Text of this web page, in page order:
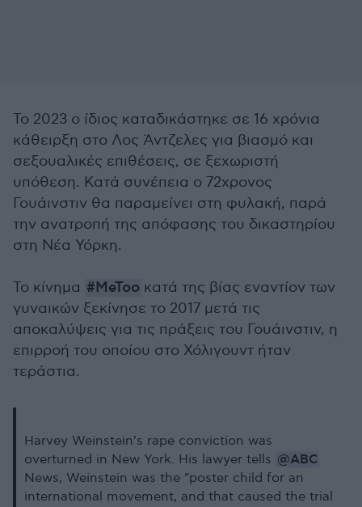
Το 2023 ο ίδιος καταδικάστηκε σε 16 χρόνια
κάθειρξη στο Λος Άντζελες για βιασμό και
σεξουαλικές επιθέσεις, σε ξεχωριστή
υπόθεση. Κατά συνέπεια ο 72χρονος
Γουάινστιν θα παραμείνει στη φυλακή, παρά
την ανατροπή της απόφασης του δικαστηρίου
στη Νέα Υόρκη.
Το κίνημα #MeToo κατά της βίας εναντίον των
γυναικών ξεκίνησε το 2017 μετά τις
αποκαλύψεις για τις πράξεις του Γουάινστιν, η
επιρροή του οποίου στο Χόλιγουντ ήταν
τεράστια.
Harvey Weinstein's rape conviction was
overturned in New York. His lawyer tells @ABC
News, Weinstein was the "poster child for an
international movement, and that caused the trial